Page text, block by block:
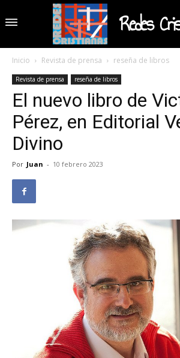
Redes
Inicio Revista de prensa reseña de libros
Revista de prensa reseña de libros
El nuevo libro de
Pérez, en Editorial
Divino
Por Juan - 10 febrero 2023